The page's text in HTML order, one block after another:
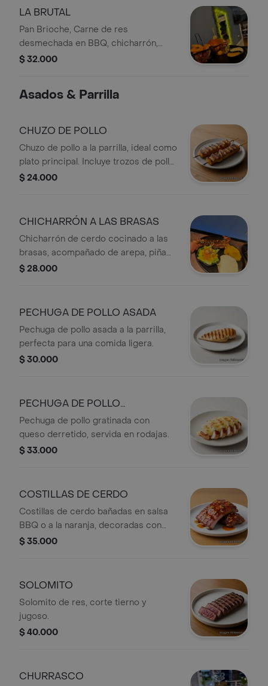
ranch y salsa de la casa
LA BRUTAL
Pan Brioche, Carne de res
desmechada en BBQ, chicharrón,
queso mozzarella, aros de cebolla
agridulces, salsa ranch y salsa de la
$ 32.000
Asados & Parrilla
CHUZO DE POLLO
Chuzo de pollo a la parrilla, ideal como
plato principal. Incluye trozos de pollo
asados en brocheta.
$ 24.000
CHICHARRÓN A LAS BRASAS
Chicharrón de cerdo cocinado a las
brasas, acompañado de arepa, piña
asada y ensalada fresca.
$ 28.000
PECHUGA DE POLLO ASADA
Pechuga de pollo asada a la parrilla,
perfecta para una comida ligera.
$ 30.000
PECHUGA DE POLLO
GRATINADA
Pechuga de pollo gratinada con
queso derretido, servida en rodajas.
$ 33.000
COSTILLAS DE CERDO
Costillas de cerdo bañadas en salsa
BBQ o a la naranja, decoradas con
mostaza en grano.
$ 35.000
SOLOMITO
Solomito de res, corte tierno y
jugoso.
$ 40.000
CHURRASCO